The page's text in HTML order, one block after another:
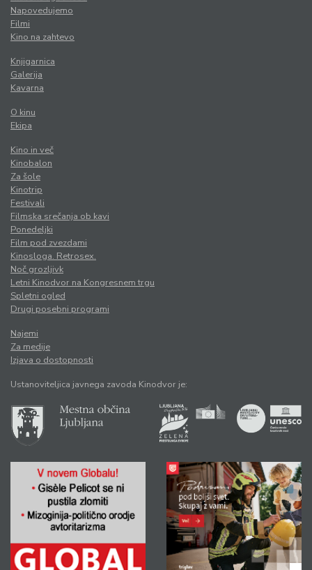
Napovedujemo
Filmi
Kino na zahtevo
Knjigarnica
Galerija
Kavarna
O kinu
Ekipa
Kino in več
Kinobalon
Za šole
Kinotrip
Festivali
Filmska srečanja ob kavi
Ponedeljki
Film pod zvezdami
Kinosloga. Retrosex.
Noč grozljivk
Letni Kinodvor na Kongresnem trgu
Spletni ogled
Drugi posebni programi
Najemi
Za medije
Izjava o dostopnosti
Ustanoviteljica javnega zavoda Kinodvor je: